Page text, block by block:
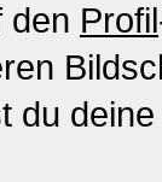
den Profil
du